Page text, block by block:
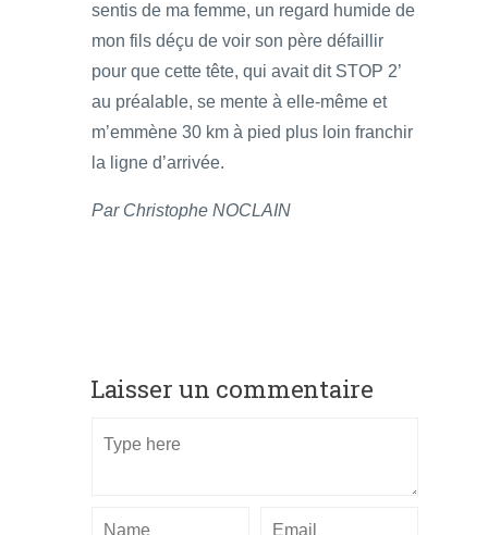
sentis de ma femme, un regard humide de
mon fils déçu de voir son père défaillir
pour que cette tête, qui avait dit STOP 2’
au préalable, se mente à elle-même et
m’emmène 30 km à pied plus loin franchir
la ligne d’arrivée.
Par Christophe NOCLAIN
Laisser un commentaire